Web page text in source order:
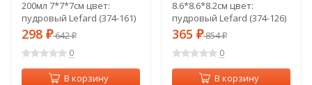
200мл 7*7*7см цвет:
пудровый Lefard (374-161)
298 ₽642₽
0
В корзину
8.6*8.6*8.2см цвет:
пудровый Lefard (374-126)
365 ₽854₽
0
В корзину